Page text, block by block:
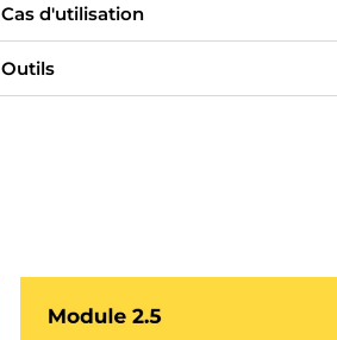
Cas d'utilisation
Outils